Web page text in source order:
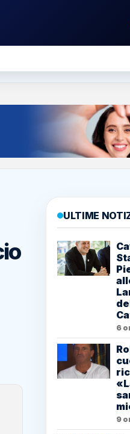
ULTIME
6
9